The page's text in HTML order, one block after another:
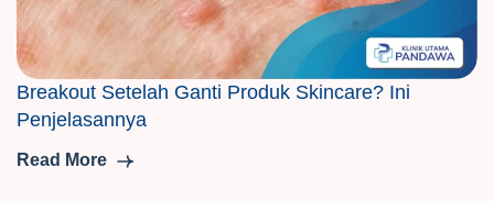
Breakout Setelah Ganti Produk Skincare? Ini
Penjelasannya
Read More